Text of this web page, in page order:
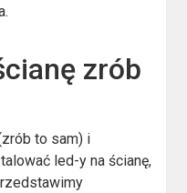
zrób
to sam) i
led-y na ścianę,